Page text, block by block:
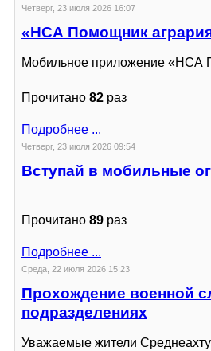
Четверг, 23 июля 2026 16:07
«НСА Помощник
Мобильное приложение «НСА
Прочитано 82 раз
Подробнее ...
Четверг, 23 июля 2026 09:54
Вступай в мобильные
Прочитано 89 раз
Подробнее ...
Среда, 22 июля 2026 15:23
Прохождение военной
подразделениях
Уважаемые жители